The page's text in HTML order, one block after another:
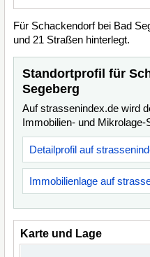
Für Schackendorf bei Bad
und 21 Straßen hinterlegt.
Standortprofil für
Segeberg
Auf strassenindex.de wird
Immobilien- und Mikrolage-
Detailprofil auf
Immobilienlage auf
Karte und Lage